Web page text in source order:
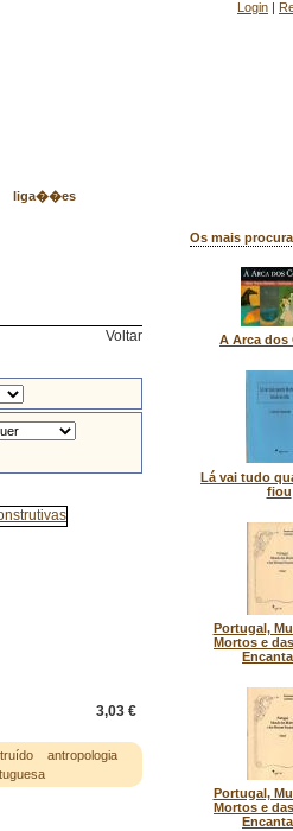
Login |
liga��es
Os mais
A Arca dos
Lá vai tudo
fiou
Portugal,
Mortos e
Portugal,
Mortos e
Voltar
3,03 €
antropologia